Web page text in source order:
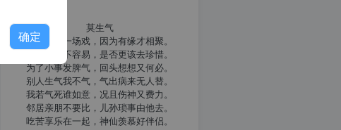
莫生气
人生就像一场戏，因为有缘才相聚。
相扶到老不容易，是否更该去珍惜。
为了小事发脾气，回头想想又何必。
别人生气我不气，气出病来无人替。
我若气死谁如意，况且伤神又费力。
邻居亲朋不要比，儿孙琐事由他去。
吃苦享乐在一起，神仙羡慕好伴侣。
确定